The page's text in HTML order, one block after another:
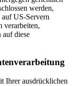
werden,
US-Servern
verarbeiten,
auf diese
Ihrer ausdrücklichen